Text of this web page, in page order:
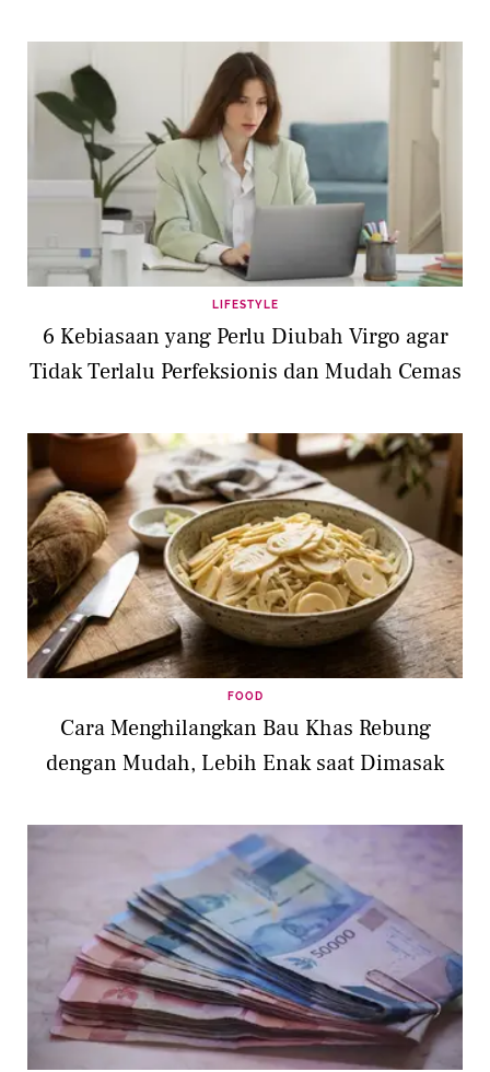
LIFESTYLE
6 Kebiasaan yang Perlu Diubah Virgo agar
Tidak Terlalu Perfeksionis dan Mudah Cemas
FOOD
Cara Menghilangkan Bau Khas Rebung
dengan Mudah, Lebih Enak saat Dimasak